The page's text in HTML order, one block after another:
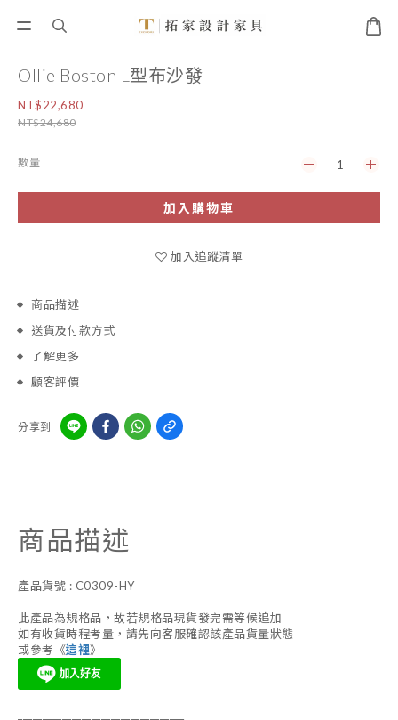
Ollie Boston L型布沙發
NT$22,680
NT$24,680
數量
加入購物車
加入追蹤清單
商品描述
送貨及付款方式
了解更多
顧客評價
分享到
商品描述
產品貨號 : C0309-HY
此產品為規格品，故若規格品現貨發完需等候追加
如有收貨時程考量，請先向客服確認該產品貨量狀態
或參考《這裡》